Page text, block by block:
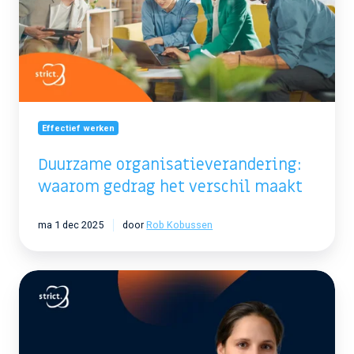
het
verschil
maakt
Effectief werken
Duurzame organisatieverandering:
waarom gedrag het verschil maakt
ma 1 dec 2025 doorRob Kobussen
Persbericht:
Strict
verwelkomt